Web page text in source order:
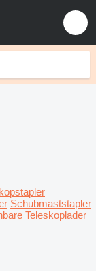
Schubmaststapler
Teleskoplader